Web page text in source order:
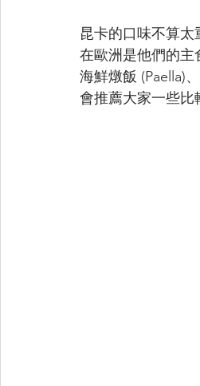
昆卡的口味不算
在歐洲是他們的主
海鮮燉飯 (Paella)
會推薦大家一些比